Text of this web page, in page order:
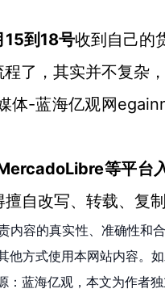
15到 18号收到自己的
程了，其实并不复杂
体-蓝海亿观网
等平台
自改写、转载、复
内容的真实性、准确性和
他方式使用本网站内容。
蓝海亿观，本文为作者独